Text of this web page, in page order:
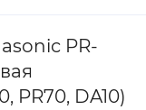
PR-
PR70, DA10)